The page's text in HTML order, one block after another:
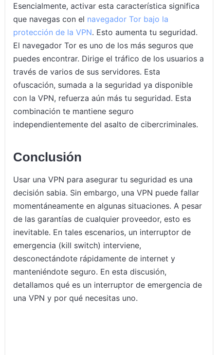
Esencialmente, activar esta característica significa
que navegas con el navegador Tor bajo la
protección de la VPN. Esto aumenta tu seguridad.
El navegador Tor es uno de los más seguros que
puedes encontrar. Dirige el tráfico de los usuarios a
través de varios de sus servidores. Esta
ofuscación, sumada a la seguridad ya disponible
con la VPN, refuerza aún más tu seguridad. Esta
combinación te mantiene seguro
independientemente del asalto de cibercriminales.
Conclusión
Usar una VPN para asegurar tu seguridad es una
decisión sabia. Sin embargo, una VPN puede fallar
momentáneamente en algunas situaciones. A pesar
de las garantías de cualquier proveedor, esto es
inevitable. En tales escenarios, un interruptor de
emergencia (kill switch) interviene,
desconectándote rápidamente de internet y
manteniéndote seguro. En esta discusión,
detallamos qué es un interruptor de emergencia de
una VPN y por qué necesitas uno.